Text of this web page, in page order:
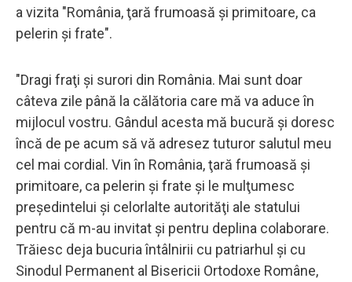
a vizita "România, ţară frumoasă şi primitoare, ca
pelerin şi frate".
"Dragi fraţi şi surori din România. Mai sunt doar
câteva zile până la călătoria care mă va aduce în
mijlocul vostru. Gândul acesta mă bucură şi doresc
încă de pe acum să vă adresez tuturor salutul meu
cel mai cordial. Vin în România, ţară frumoasă şi
primitoare, ca pelerin şi frate şi le mulţumesc
preşedintelui şi celorlalte autorităţi ale statului
pentru că m-au invitat şi pentru deplina colaborare.
Trăiesc deja bucuria întâlnirii cu patriarhul şi cu
Sinodul Permanent al Bisericii Ortodoxe Române,